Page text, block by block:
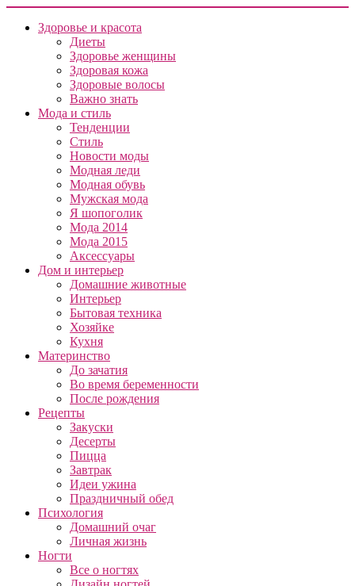
Здоровье и красота
Диеты
Здоровье женщины
Здоровая кожа
Здоровые волосы
Важно знать
Мода и стиль
Тенденции
Стиль
Новости моды
Модная леди
Модная обувь
Мужская мода
Я шопоголик
Мода 2014
Мода 2015
Аксессуары
Дом и интерьер
Домашние животные
Интерьер
Бытовая техника
Хозяйке
Кухня
Материнство
До зачатия
Во время беременности
После рождения
Рецепты
Закуски
Десерты
Пицца
Завтрак
Идеи ужина
Праздничный обед
Психология
Домашний очаг
Личная жизнь
Ногти
Все о ногтях